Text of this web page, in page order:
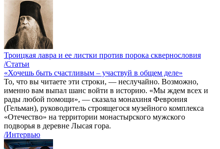
Троицкая лавра и ее листки против порока сквернословия
/Статьи
«Хочешь быть счастливым – участвуй в общем деле»
То, что вы читаете эти строки, — неслучайно. Возможно,
именно вам выпал шанс войти в историю. «Мы ждем всех и
рады любой помощи», — сказала монахиня Феврония
(Гельман), руководитель строящегося музейного комплекса
«Отечество» на территории монастырского мужского
подворья в деревне Лысая гора.
/Интервью